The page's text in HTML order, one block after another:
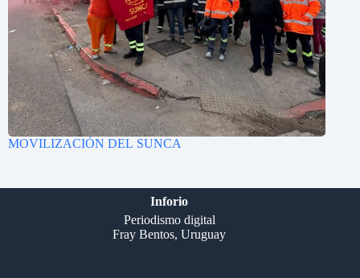
MOVILIZACIÓN DEL SUNCA
Inforio
Periodismo digital
Fray Bentos, Uruguay